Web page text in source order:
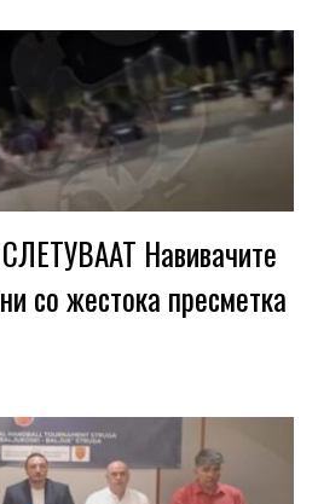
Навивачите
со жестока пресметка